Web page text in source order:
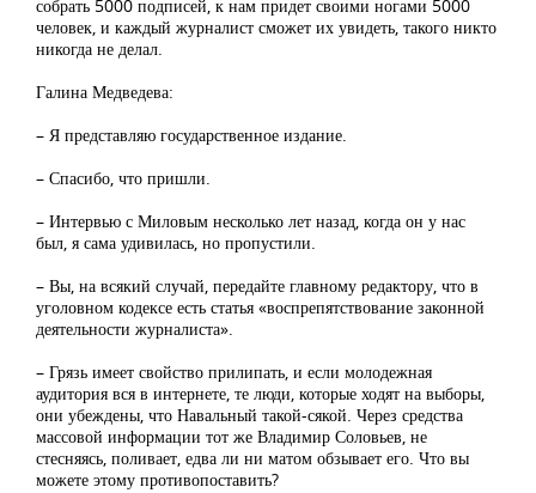
собрать 5000 подписей, к нам придет своими ногами 5000
человек, и каждый журналист сможет их увидеть, такого никто
никогда не делал.
Галина Медведева:
– Я представляю государственное издание.
– Спасибо, что пришли.
– Интервью с Миловым несколько лет назад, когда он у нас
был, я сама удивилась, но пропустили.
– Вы, на всякий случай, передайте главному редактору, что в
уголовном кодексе есть статья «воспрепятствование законной
деятельности журналиста».
– Грязь имеет свойство прилипать, и если молодежная
аудитория вся в интернете, те люди, которые ходят на выборы,
они убеждены, что Навальный такой-сякой. Через средства
массовой информации тот же Владимир Соловьев, не
стесняясь, поливает, едва ли ни матом обзывает его. Что вы
можете этому противопоставить?